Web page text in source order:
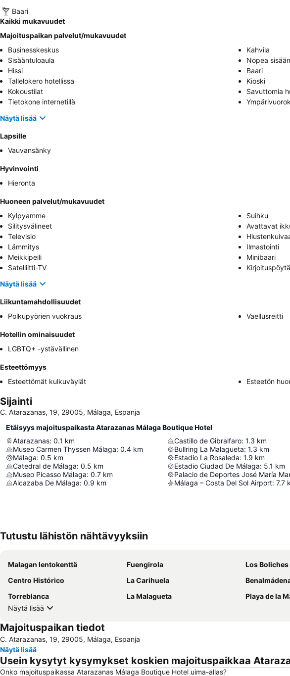
Baari
Kaikki mukavuudet
Majoituspaikan palvelut/mukavuudet
Businesskeskus
Kahvila
Sisääntuloaula
Nopea
Hissi
Baari
Tallelokero hotellissa
Kioski
Kokoustilat
Savuttomia
Tietokone internetillä
Näytä lisää
Lapsille
Vauvansänky
Hyvinvointi
Hieronta
Huoneen palvelut/mukavuudet
Kylpyamme
Suihku
Silitysvälineet
Avattavat
Televisio
Lämmitys
Ilmastointi
Meikkipeili
Minibaari
Satelliitti-TV
Kirjoituspöytä
Näytä lisää
Liikuntamahdollisuudet
Polkupyörien vuokraus
Vaellusreitti
Hotellin ominaisuudet
LGBTQ+ -ystävällinen
Esteettömyys
Esteettömät kulkuväylät
Esteetön
Sijainti
C. Atarazanas, 19, 29005, Málaga, Espanja
Etäisyys majoituspaikasta Atarazanas Málaga Boutique Hotel
Atarazanas: 0.1 km
Museo Carmen Thyssen Málaga: 0.4 km
Málaga: 0.5 km
Catedral de Málaga: 0.5 km
Museo Picasso Málaga: 0.7 km
Alcazaba De Málaga: 0.9 km
Castillo de Gibralfaro: 1.3 km
Bullring La Malagueta: 1.3 km
Estadio La Rosaleda: 1.9 km
Estadio Ciudad De Málaga: 5.1 km
Málaga – Costa Del Sol Airport: 7.7
Tutustu lähistön nähtävyyksiin
Malagan lentokenttä Fuengirola Los
Centro Histórico
La Carihuela
Torreblanca
La Malagueta Playa de la
Näytä lisää
Majoituspaikan tiedot
C. Atarazanas, 19, 29005, Málaga, Espanja
Näytä lisää
Usein kysytyt kysymykset koskien majoituspaikkaa
Onko majoituspaikassa Atarazanas Málaga Boutique Hotel uima-allas?